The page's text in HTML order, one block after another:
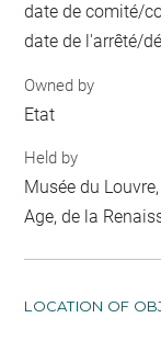
date de comité/
date de l'arrêté/
Owned by
Etat
Held by
Musée du
Age, de la
LOCATION OF